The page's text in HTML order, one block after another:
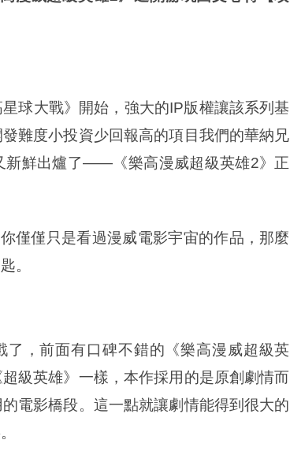
球大戰》開始，強大的IP版權讓該系列基
難度小投資少回報高的項目我們的華納兄
新鮮出爐了——《樂高漫威超級英雄2》正
僅只是看過漫威電影宇宙的作品，那麼
。
，前面有口碑不錯的《樂高漫威超級英
級英雄》一樣，本作採用的是原創劇情而
電影橋段。這一點就讓劇情能得到很大的